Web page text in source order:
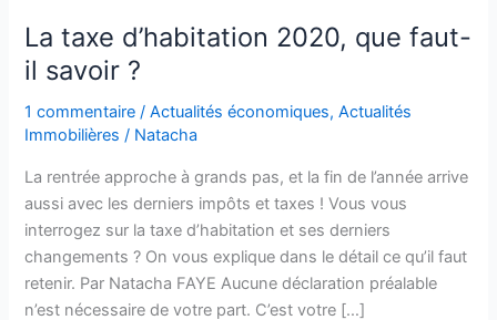
La taxe d’habitation 2020, que faut-
il savoir ?
1 commentaire /Actualités économiques,Actualités
Immobilières / Natacha
La rentrée approche à grands pas, et la fin de l’année arrive
aussi avec les derniers impôts et taxes ! Vous vous
interrogez sur la taxe d’habitation et ses derniers
changements ? On vous explique dans le détail ce qu’il faut
retenir. Par Natacha FAYE Aucune déclaration préalable
n’est nécessaire de votre part. C’est votre […]